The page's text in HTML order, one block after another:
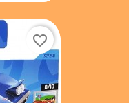
favorite_border